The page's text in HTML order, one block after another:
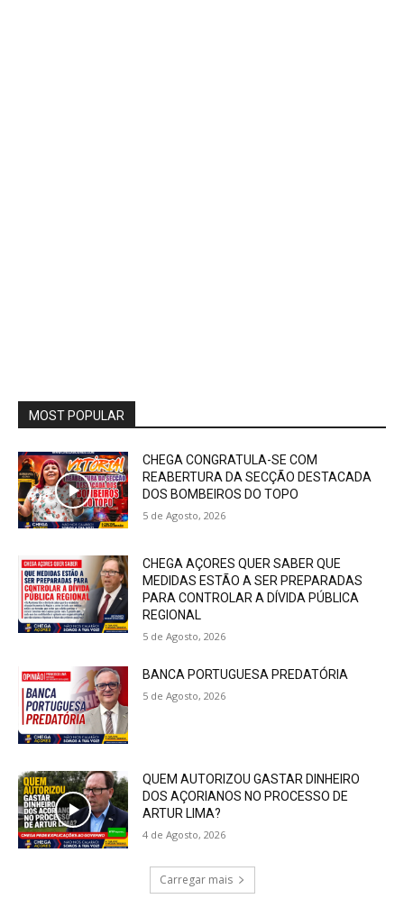
MOST POPULAR
CHEGA CONGRATULA-SE COM
REABERTURA DA SECÇÃO DESTACADA
DOS BOMBEIROS DO TOPO
5 de Agosto, 2026
CHEGA AÇORES QUER SABER QUE
MEDIDAS ESTÃO A SER PREPARADAS
PARA CONTROLAR A DÍVIDA PÚBLICA
REGIONAL
5 de Agosto, 2026
BANCA PORTUGUESA PREDATÓRIA
5 de Agosto, 2026
QUEM AUTORIZOU GASTAR DINHEIRO
DOS AÇORIANOS NO PROCESSO DE
ARTUR LIMA?
4 de Agosto, 2026
Carregar mais